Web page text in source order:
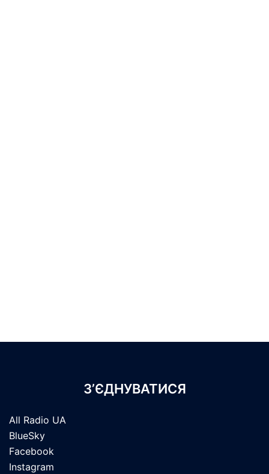
З’ЄДНУВАТИСЯ
All Radio UA
BlueSky
Facebook
Instagram